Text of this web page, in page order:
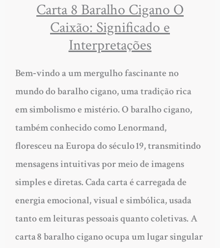
Carta 8 Baralho Cigano O
Caixão: Significado e
Interpretações
Bem‑vindo a um mergulho fascinante no
mundo do baralho cigano, uma tradição rica
em simbolismo e mistério. O baralho cigano,
também conhecido como Lenormand,
floresceu na Europa do século 19, transmitindo
mensagens intuitivas por meio de imagens
simples e diretas. Cada carta é carregada de
energia emocional, visual e simbólica, usada
tanto em leituras pessoais quanto coletivas. A
carta 8 baralho cigano ocupa um lugar singular